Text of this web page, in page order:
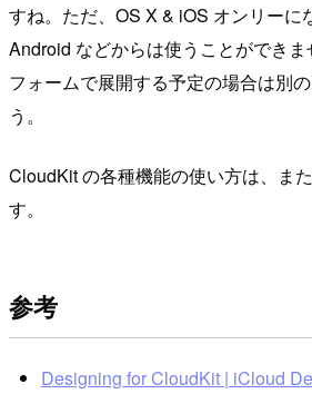
すね。ただ、OS X & iOS オンリーに
Android などからは使うことができま
フォームで展開する予定の場合は別
う。
CloudKit の各種機能の使い方は、ま
す。
参考
Designing for CloudKit | iCloud